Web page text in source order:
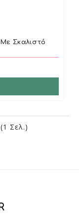
Σκαλιστό
Σελ.)